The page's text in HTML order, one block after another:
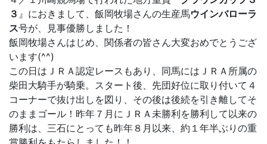
３ 』におきまして、飯岡牧場さんの生産馬ウインバローラ
ス号が、見事優勝しました！
飯岡牧場さんはじめ、関係者の皆さん大変おめでとうござ
います(^^)
この日はＪＲＡ認定レースもあり、同馬にはＪＲＡ所属の
柴田大騎手が騎乗。スタート後、先団好位に取り付いて４
コーナーで抜け出しを図り、その後は後続を引き離してそ
のままゴール！昨年７月にＪＲＡ未勝利を勝利して以来の
勝利は、三石にとっても昨年８月以来、約１年半ぶりの重